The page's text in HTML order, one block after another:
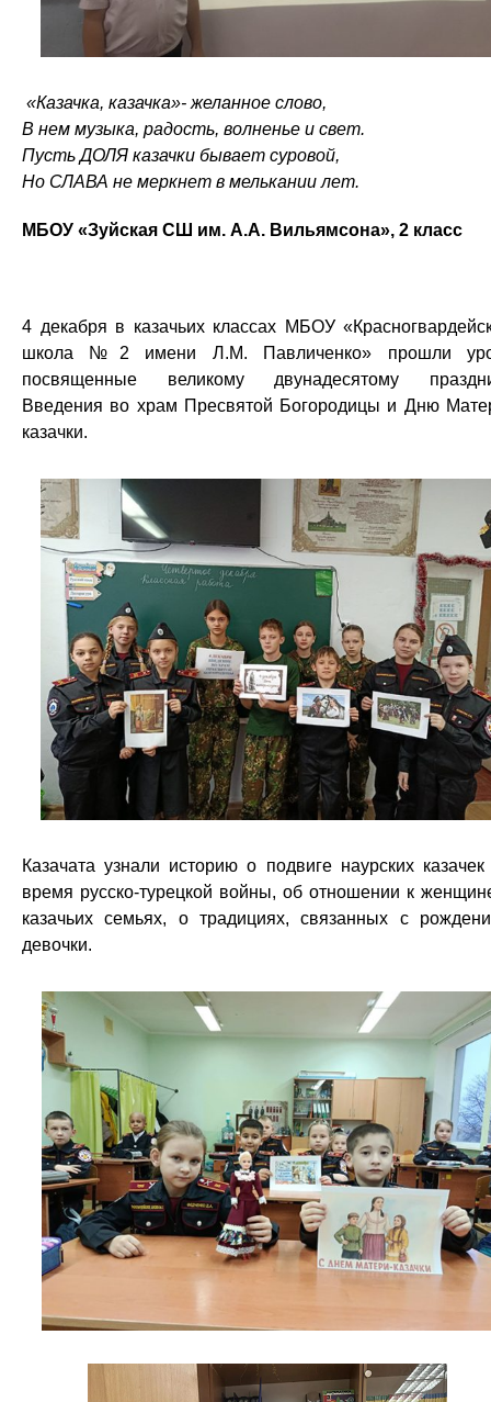
«Казачка, казачка»- желанное слово,
В нем музыка, радость, волненье и свет.
Пусть ДОЛЯ казачки бывает суровой,
Но СЛАВА не меркнет в мелькании лет.
МБОУ «Зуйская СШ им. А.А. Вильямсона», 2 класс
4 декабря в казачьих классах МБОУ
школа №2 имени Л.М. Павличенко» прошли
посвященные великому двунадесятому
Введения во храм Пресвятой Богородицы и Дню
казачки.
Казачата узнали историю о подвиге наурских
время русско-турецкой войны, об отношении к
казачьих семьях, о традициях, связанных с
девочки.